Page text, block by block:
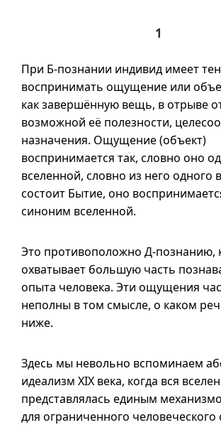
1
При Б-познании индивид имеет
воспринимать ощущение или
как завершённую вещь, в отрыве
возможной её полезности,
назначения. Ощущение (объект)
воспринимается так, словно оно
вселенной, словно из него одного
состоит Бытие, оно
синоним вселенной.
Это противоположно Д-познанию,
охватывает большую часть
опыта человека. Эти ощущения
неполны в том смысле, о каком
ниже.
Здесь мы невольно вспоминаем
идеализм XIX века, когда вся
представлялась единым
для ограниченного человеческого